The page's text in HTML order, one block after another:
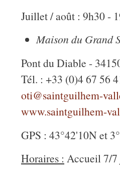
Juillet / août : 9h30 -
Maison du Grand
Pont du Diable -
Tél. : +33 (0)4 67 56
oti@saintguilhem-
www.saintguilhem-
GPS : 43°42'10N et
Horaires : Accueil 7/7